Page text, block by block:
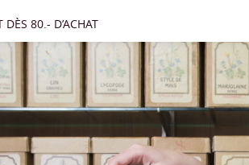
DÈS 80.- D’ACHAT